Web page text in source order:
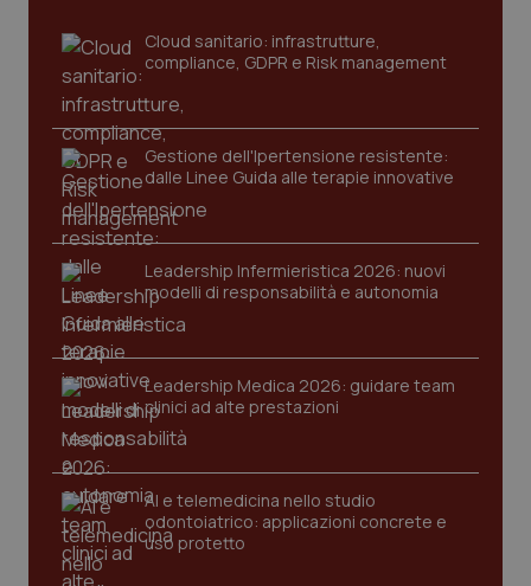
Cloud sanitario: infrastrutture,
compliance, GDPR e Risk management
Gestione dell'Ipertensione resistente:
dalle Linee Guida alle terapie innovative
Leadership Infermieristica 2026: nuovi
modelli di responsabilità e autonomia
Leadership Medica 2026: guidare team
clinici ad alte prestazioni
AI e telemedicina nello studio
odontoiatrico: applicazioni concrete e
uso protetto
CookieScriptConsent
CookieScript
www.quotidianosanita.it
tracking-enable